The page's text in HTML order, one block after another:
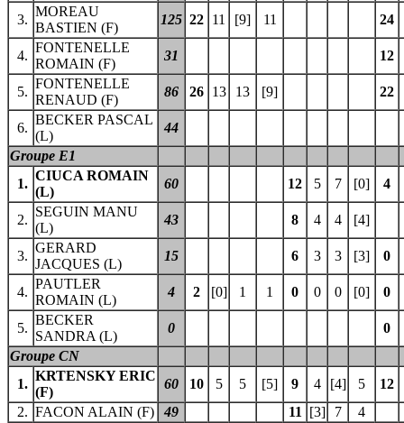
3.
MOREAU
BASTIEN (F)
125 22 11 [9] 11 24
4.
FONTENELLE
ROMAIN (F)
31 12
5.
FONTENELLE
RENAUD (F)
86 26 13 13 [9] 22
6.
BECKER PASCAL
(L)
44
Groupe E1
1.
CIUCA ROMAIN
(L)
60 12 5 7 [0] 4
2.
SEGUIN MANU
(L)
43 8 4 4 [4]
3.
GERARD
JACQUES (L)
15 6 3 3 [3] 0
4.
PAUTLER
ROMAIN (L)
4 2 [0] 1 1 0 0 0 [0] 0
5.
BECKER
SANDRA (L)
0
0
Groupe CN
1.
KRTENSKY ERIC
(F)
60 10 5 5 [5] 9 4 [4] 5
12
2. FACON ALAIN (F) 49 11 [3] 7
4